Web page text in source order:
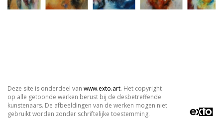
Deze site is onderdeel van www.exto.art. Het copyright
op alle getoonde werken berust bij de desbetreffende
kunstenaars. De afbeeldingen van de werken mogen niet
gebruikt worden zonder schriftelijke toestemming.